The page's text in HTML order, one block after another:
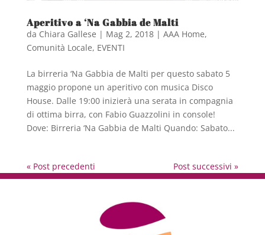
Aperitivo a ‘Na Gabbia de Malti
da Chiara Gallese | Mag 2, 2018| AAA Home,
Comunità Locale, EVENTI
La birreria ‘Na Gabbia de Malti per questo sabato 5
maggio propone un aperitivo con musica Disco
House. Dalle 19:00 inizierà una serata in compagnia
di ottima birra, con Fabio Guazzolini in console!
Dove: Birreria ‘Na Gabbia de Malti Quando: Sabato...
« Post precedenti Post successivi »